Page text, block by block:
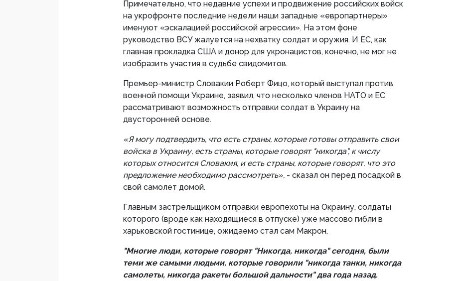
Примечательно, что недавние успехи и продвижение российских войск
на укрофронте последние недели наши западные «европартнеры»
именуют «эскалацией российской агрессии». На этом фоне
руководство ВСУ жалуется на нехватку солдат и оружия. И ЕС, как
главная прокладка США и донор для укронацистов, конечно, не мог не
изобразить участия в судьбе свидомитов.
Премьер-министр Словакии Роберт Фицо, который выступал против
военной помощи Украине, заявил, что несколько членов НАТО и ЕС
рассматривают возможность отправки солдат в Украину на
двусторонней основе.
«Я могу подтвердить, что есть страны, которые готовы отправить свои
войска в Украину, есть страны, которые говорят "никогда", к числу
которых относится Словакия, и есть страны, которые говорят, что это
предложение необходимо рассмотреть», - сказал он перед посадкой в
свой самолет домой.
Главным застрельщиком отправки европехоты на Окраину, солдаты
которого (вроде как находящиеся в отпуске) уже массово гибли в
харьковской гостинице, ожидаемо стал сам Макрон.
"Многие люди, которые говорят "Никогда, никогда" сегодня, были
теми же самыми людьми, которые говорили "никогда танки, никогда
самолеты, никогда ракеты большой дальности" два года назад.